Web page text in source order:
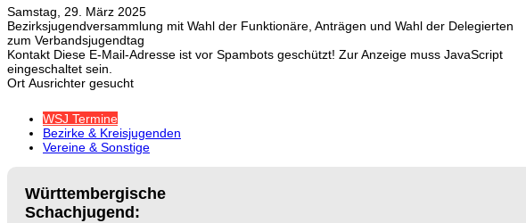
Samstag, 29. März 2025
Bezirksjugendversammlung mit Wahl der Funktionäre, Anträgen und Wahl der Delegierten
zum Verbandsjugendtag
Kontakt Diese E-Mail-Adresse ist vor Spambots geschützt! Zur Anzeige muss JavaScript
eingeschaltet sein.
Ort Ausrichter gesucht
WSJ Termine
Bezirke & Kreisjugenden
Vereine & Sonstige
Württembergische
Schachjugend: